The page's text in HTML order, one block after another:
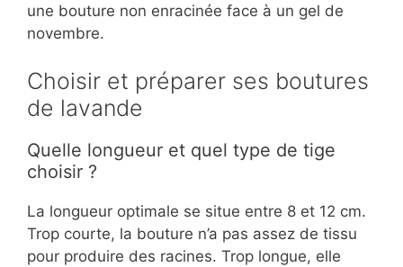
une bouture non enracinée face à un gel de
novembre.
Choisir et préparer ses boutures
de lavande
Quelle longueur et quel type de tige
choisir ?
La longueur optimale se situe entre 8 et 12 cm.
Trop courte, la bouture n’a pas assez de tissu
pour produire des racines. Trop longue, elle